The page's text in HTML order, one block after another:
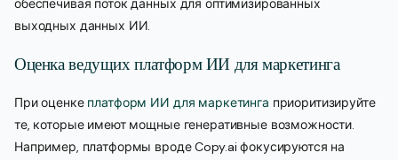
обеспечивая поток данных для оптимизированных
выходных данных ИИ.
Оценка ведущих платформ ИИ для маркетинга
При оценке платформ ИИ для маркетинга приоритизируйте
те, которые имеют мощные генеративные возможности.
Например, платформы вроде Copy.ai фокусируются на